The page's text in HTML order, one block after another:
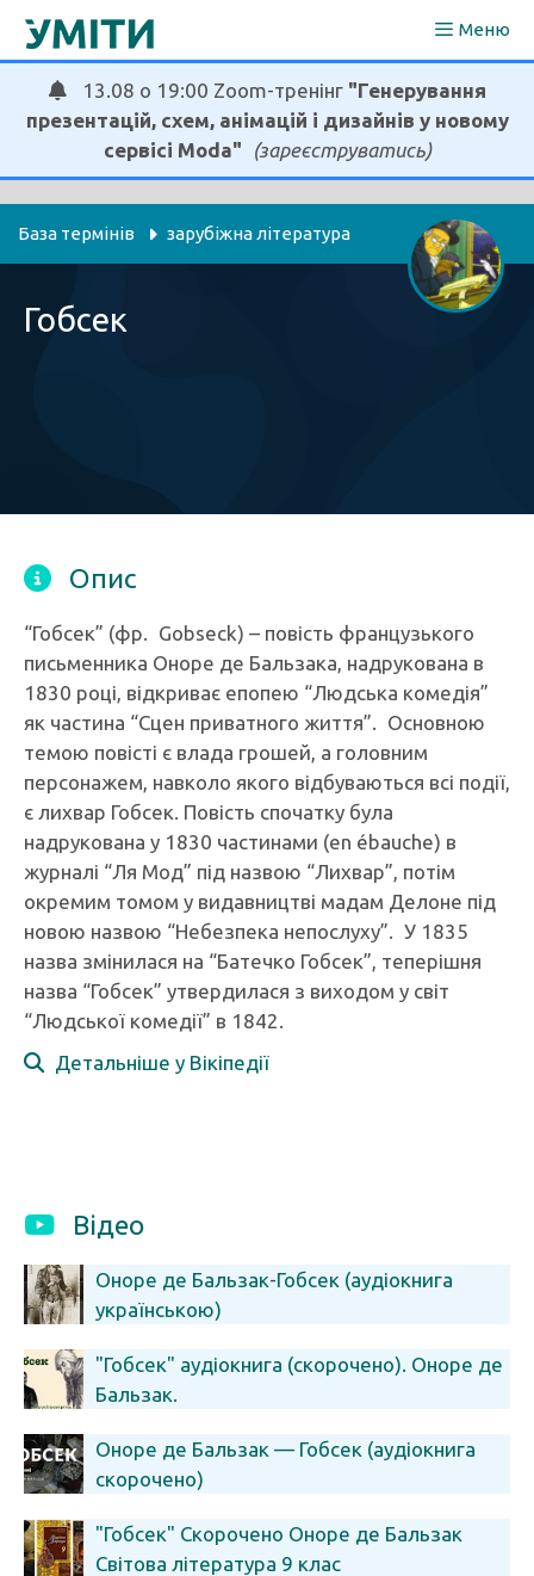
Перейти
Меню
13.08 о 19:00 Zoom-тренінг "Генерування
презентацій, схем, анімацій і дизайнів у новому
сервісі Moda"
(зареєструватись)
База термінів зарубіжна література
Гобсек
Опис
“Гобсек” (фр. Gobseck) – повість французького
письменника Оноре де Бальзака, надрукована в
1830 році, відкриває епопею “Людська комедія”
як частина “Сцен приватного життя”. Основною
темою повісті є влада грошей, а головним
персонажем, навколо якого відбуваються всі події,
є лихвар Гобсек. Повість спочатку була
надрукована у 1830 частинами (en ébauche) в
журналі “Ля Мод” під назвою “Лихвар”, потім
окремим томом у видавництві мадам Делоне під
новою назвою “Небезпека непослуху”. У 1835
назва змінилася на “Батечко Гобсек”, теперішня
назва “Гобсек” утвердилася з виходом у світ
“Людської комедії” в 1842.
Детальніше у Вікіпедії
Відео
Оноре де Бальзак-Гобсек (аудіокнига
українською)
"Гобсек" аудіокнига (скорочено). Оноре де
Бальзак.
Оноре де Бальзак — Гобсек (аудіокнига
скорочено)
"Гобсек" Скорочено Оноре де Бальзак
Світова література 9 клас